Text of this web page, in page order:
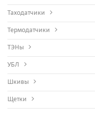
Таходатчики
Термодатчики
ТЭНы
УБЛ
Шкивы
Щетки